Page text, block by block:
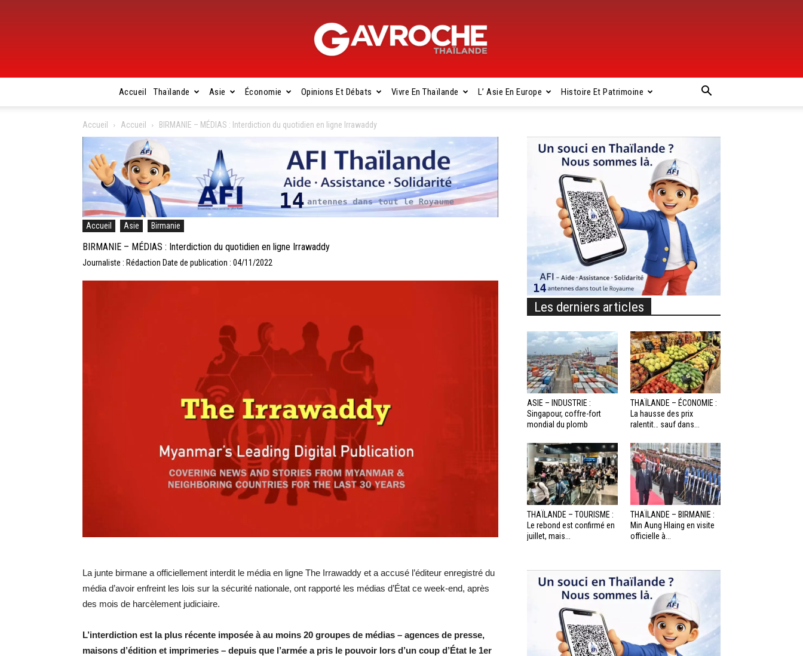
Gavroche
Thaïlande
Accueil Thaïlande Asie Économie Opinions Et Débats Vivre En Thaïlande L’ Asie En Europe Histoire Et Patrimoine
Accueil Accueil BIRMANIE – MÉDIAS : Interdiction du quotidien en ligne Irrawaddy
Accueil Asie Birmanie
BIRMANIE – MÉDIAS : Interdiction du quotidien en ligne Irrawaddy
Journaliste : Rédaction Date de publication : 04/11/2022
La junte birmane a officiellement interdit le média en ligne The Irrawaddy et a accusé l’éditeur enregistré du
média d’avoir enfreint les lois sur la sécurité nationale, ont rapporté les médias d’État ce week-end, après
des mois de harcèlement judiciaire.
L’interdiction est la plus récente imposée à au moins 20 groupes de médias – agences de presse,
maisons d’édition et imprimeries – depuis que l’armée a pris le pouvoir lors d’un coup d’État le 1er
Les derniers articles
ASIE – INDUSTRIE :
Singapour, coffre-fort
mondial du plomb
THAÏLANDE – ÉCONOMIE :
La hausse des prix
ralentit… sauf dans...
THAÏLANDE – TOURISME :
Le rebond est confirmé en
juillet, mais...
THAÏLANDE – BIRMANIE :
Min Aung Hlaing en visite
officielle à...